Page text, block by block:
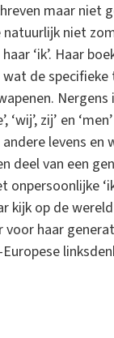
maar niet
niet
‘ik’. Haar
de
Nergens
zij’ en
levens en
deel van een
op de
voor haar